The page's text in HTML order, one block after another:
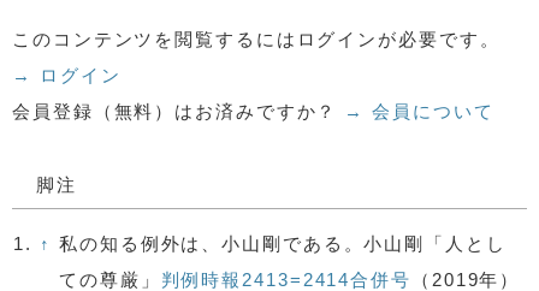
このコンテンツを閲覧するにはログインが必要です。
→ ログイン
会員登録（無料）はお済みですか？
→ 会員について
脚注
1. ↑ 私の知る例外は、小山剛である。小山剛「人とし
ての尊厳」 判例時報2413=2414合併号
（2019年）